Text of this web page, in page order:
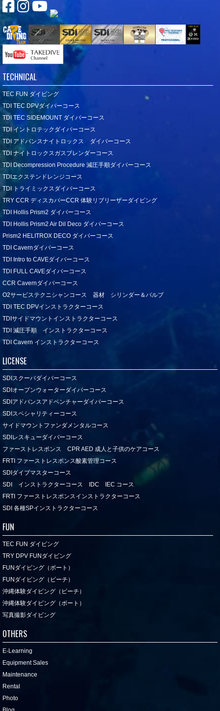
TECHNICAL
TEC FUN ダイビング
TDI TEC DPVダイバーコース
TDI TEC SIDEMOUNT ダイバーコース
TDI イントロテックダイバーコース
TDI アドバンスナイトロックス ダイバーコース
TDI ナイトロックスガスブレンダーコース
TDI Decompression Procedure 減圧手順ダイバーコース
TDIエクステンドレンジコース
TDI トライミックスダイバーコース
TRY CCR ディスカバーCCR 体験リブリーザーダイビング
TDI Hollis Prism2 ダイバーコース
TDI Hollis Prism2 Air Dil Deco ダイバーコース
Prism2 HELITROX DECO ダイバーコース
TDI Cavernダイバーコース
TDI Intro to CAVEダイバーコース
TDI FULL CAVEダイバーコース
CCR Cavernダイバーコース
O2サービステクニシャンコース 器材 シリンダー＆バルブ
TDI TEC DPVインストラクターコース
TDIサイドマウントインストラクターコース
TDI 減圧手順 インストラクターコース
TDI Cavern インストラクターコース
LICENSE
SDIスクーバダイバーコース
SDIオープンウォーターダイバーコース
SDIアドバンスアドベンチャーダイバーコース
SDIスペシャリティーコース
サイドマウントファンダメンタルコース
SDIレスキューダイバーコース
ファーストレスポンス CPR AED 成人と子供のケアコース
FRTI ファーストレスポンス酸素管理コース
SDIダイブマスターコース
SDI インストラクターコース IDC IEC コース
FRTI ファーストレスポンスインストラクターコース
SDI 各種SPインストラクターコース
FUN
TEC FUN ダイビング
TRY DPV FUNダイビング
FUNダイビング（ボート）
FUNダイビング（ビーチ）
沖縄体験ダイビング（ビーチ）
沖縄体験ダイビング（ボート）
写真撮影ダイビング
OTHERS
E-Learning
Equipment Sales
Maintenance
Rental
Photo